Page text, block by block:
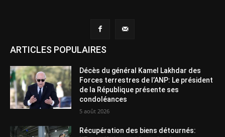
ARTICLES POPULAIRES
Décès du général Kamel Lakhdar des
Forces terrestres de l’ANP: Le président
de la République présente ses
condoléances
5 août 2026
Récupération des biens détournés: